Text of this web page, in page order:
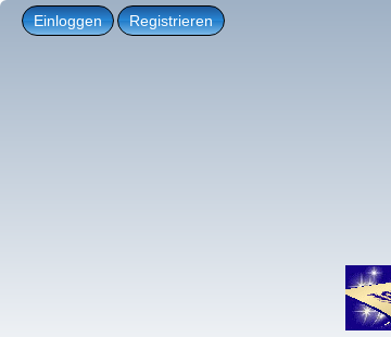
Einloggen Registrieren